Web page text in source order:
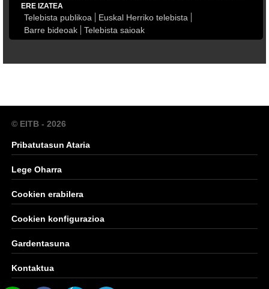
ERE IZATEA
Telebista publikoa
Euskal Herriko telebista
Barre bideoak
Telebista saioak
© EITB - 2026
Pribatutasun Ataria
Lege Oharra
Cookien erabilera
Cookien konfigurazioa
Gardentasuna
Kontaktua